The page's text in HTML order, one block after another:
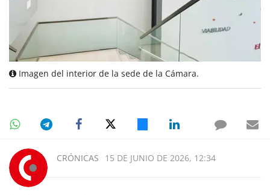
Imagen del interior de la sede de la Cámara.
CRÓNICAS 15 DE JUNIO DE 2026, 12:34